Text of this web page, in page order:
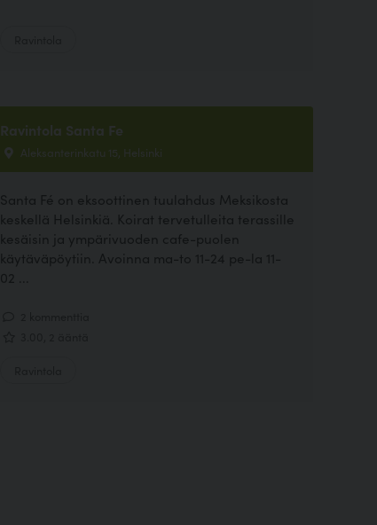
Ravintola Santa Fe
Aleksanterinkatu 15, Helsinki
Santa Fé on eksoottinen tuulahdus Meksikosta
keskellä Helsinkiä. Koirat tervetulleita terassille
kesäisin ja ympärivuoden cafe-puolen
käytäväpöytiin. Avoinna ma-to 11-24 pe-la 11-
02 ...